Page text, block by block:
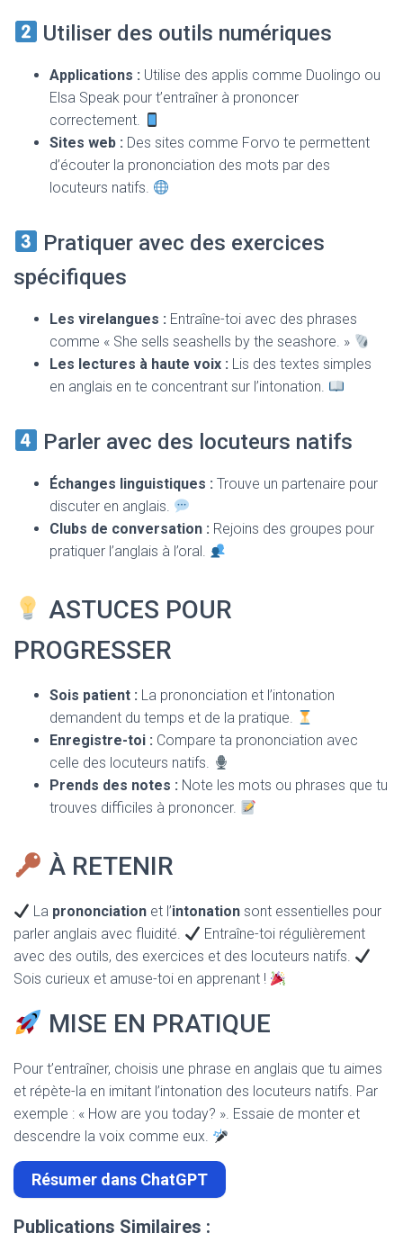
Utiliser des outils numériques
Applications : Utilise des applis comme Duolingo ou
Elsa Speak pour t’entraîner à prononcer
correctement.
Sites web : Des sites comme Forvo te permettent
d’écouter la prononciation des mots par des
locuteurs natifs.
Pratiquer avec des exercices
spécifiques
Les virelangues : Entraîne-toi avec des phrases
comme « She sells seashells by the seashore. »
Les lectures à haute voix : Lis des textes simples
en anglais en te concentrant sur l’intonation.
Parler avec des locuteurs natifs
Échanges linguistiques : Trouve un partenaire pour
discuter en anglais.
Clubs de conversation : Rejoins des groupes pour
pratiquer l’anglais à l’oral.
ASTUCES POUR
PROGRESSER
Sois patient : La prononciation et l’intonation
demandent du temps et de la pratique.
Enregistre-toi : Compare ta prononciation avec
celle des locuteurs natifs.
Prends des notes : Note les mots ou phrases que tu
trouves difficiles à prononcer.
À RETENIR
La prononciation et l’intonation sont essentielles pour
parler anglais avec fluidité.
Entraîne-toi régulièrement
avec des outils, des exercices et des locuteurs natifs.
Sois curieux et amuse-toi en apprenant !
MISE EN PRATIQUE
Pour t’entraîner, choisis une phrase en anglais que tu aimes
et répète-la en imitant l’intonation des locuteurs natifs. Par
exemple : « How are you today? ». Essaie de monter et
descendre la voix comme eux.
Résumer dans ChatGPT
Publications Similaires :